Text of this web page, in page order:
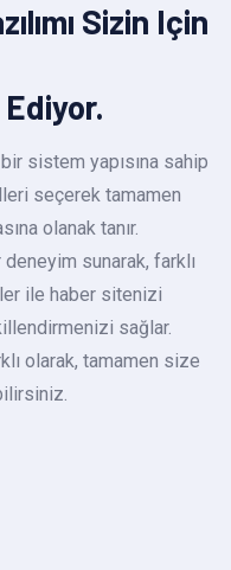
Sizin Için
sistem yapısına sahip
seçerek tamamen
olanak tanır.
deneyim sunarak, farklı
ile haber sitenizi
sağlar.
olarak, tamamen size